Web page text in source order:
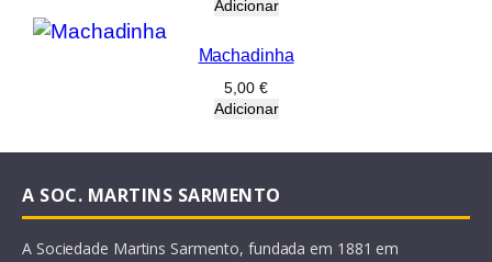
Adicionar
Machadinha
5,00 €
Adicionar
A SOC. MARTINS SARMENTO
A Sociedade Martins Sarmento, fundada em 1881 em